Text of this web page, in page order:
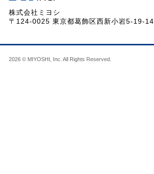
株式会社ミヨシ
〒124-0025 東京都葛飾区西新小岩5-19-14
2026 © MIYOSHI, Inc. All Rights Reserved.